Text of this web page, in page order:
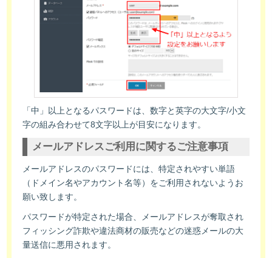
「中」以上となるパスワードは、数字と英字の大文字/小文
字の組み合わせて8文字以上が目安になります。
メールアドレスご利用に関するご注意事項
メールアドレスのパスワードには、特定されやすい単語
（ドメイン名やアカウント名等）をご利用されないようお
願い致します。
パスワードが特定された場合、メールアドレスが奪取され
フィッシング詐欺や違法商材の販売などの迷惑メールの大
量送信に悪用されます。